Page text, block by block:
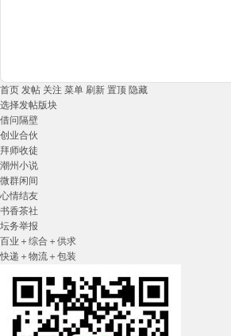
首页 发帖 关注 菜单 刷新 置顶 隐藏
选择发帖版块
借问隔壁
创业合伙
拜师收徒
潮州小说
微群闲间
心情结友
书香茶社
坛务举报
百业＋综合＋供求
快递＋物流＋包装